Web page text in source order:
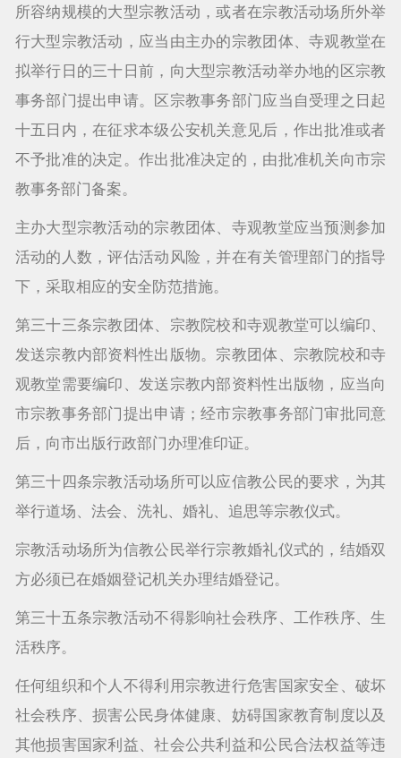
所容纳规模的大型宗教活动，或者在宗教活动场所外举
行大型宗教活动，应当由主办的宗教团体、寺观教堂在
拟举行日的三十日前，向大型宗教活动举办地的区宗教
事务部门提出申请。区宗教事务部门应当自受理之日起
十五日内，在征求本级公安机关意见后，作出批准或者
不予批准的决定。作出批准决定的，由批准机关向市宗
教事务部门备案。
主办大型宗教活动的宗教团体、寺观教堂应当预测参加
活动的人数，评估活动风险，并在有关管理部门的指导
下，采取相应的安全防范措施。
第三十三条宗教团体、宗教院校和寺观教堂可以编印、
发送宗教内部资料性出版物。宗教团体、宗教院校和寺
观教堂需要编印、发送宗教内部资料性出版物，应当向
市宗教事务部门提出申请；经市宗教事务部门审批同意
后，向市出版行政部门办理准印证。
第三十四条宗教活动场所可以应信教公民的要求，为其
举行道场、法会、洗礼、婚礼、追思等宗教仪式。
宗教活动场所为信教公民举行宗教婚礼仪式的，结婚双
方必须已在婚姻登记机关办理结婚登记。
第三十五条宗教活动不得影响社会秩序、工作秩序、生
活秩序。
任何组织和个人不得利用宗教进行危害国家安全、破坏
社会秩序、损害公民身体健康、妨碍国家教育制度以及
其他损害国家利益、社会公共利益和公民合法权益等违